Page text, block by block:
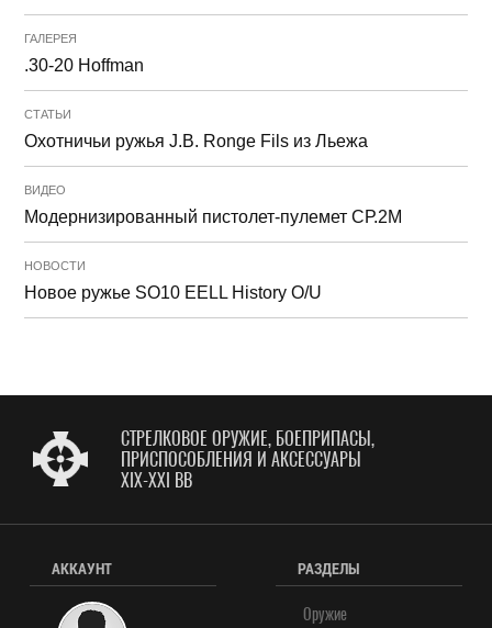
ГАЛЕРЕЯ
.30-20 Hoffman
СТАТЬИ
Охотничьи ружья J.B. Ronge Fils из Льежа
ВИДЕО
Модернизированный пистолет-пулемет СР.2М
НОВОСТИ
Новое ружье SO10 EELL History O/U
СТРЕЛКОВОЕ ОРУЖИЕ, БОЕПРИПАСЫ,
ПРИСПОСОБЛЕНИЯ И АКСЕССУАРЫ
XIX-XXI ВВ
АККАУНТ РАЗДЕЛЫ
Оружие